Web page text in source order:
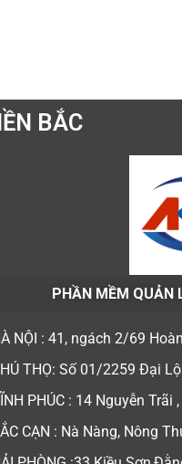
BẮC
PHẦN MỀM QUẢN
NỘI : 41, ngách 2/69
THỌ: Số 01/2259 Đại
PHÚC : 14 Nguyễn Trãi
CẠN : Nà Nàng, Nông